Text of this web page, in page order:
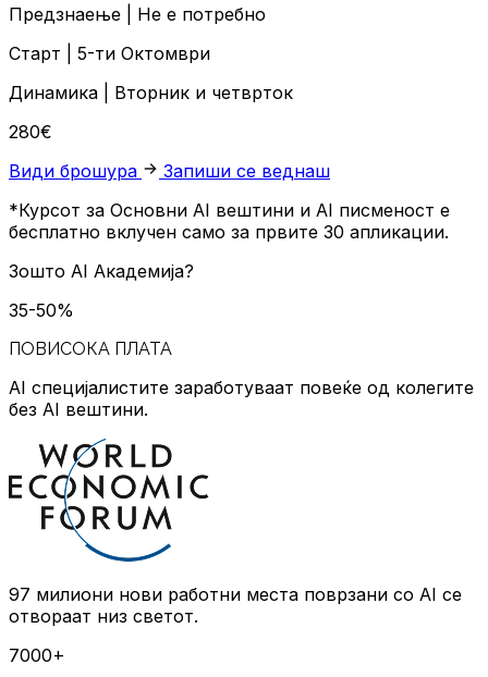
Предзнаење | Не е потребно
Старт | 5-ти Октомври
Динамика | Вторник и четврток
280€
Види брошура
Запиши се веднаш
*Курсот за Основни AI вештини и AI писменост е
бесплатно вклучен само за првите 30 апликации.
Зошто AI Академија?
35-50%
ПОВИСОКА ПЛАТА
AI специјалистите заработуваат повеќе од колегите
без AI вештини.
97 милиони нови работни места поврзани со AI се
отвораат низ светот.
7000+